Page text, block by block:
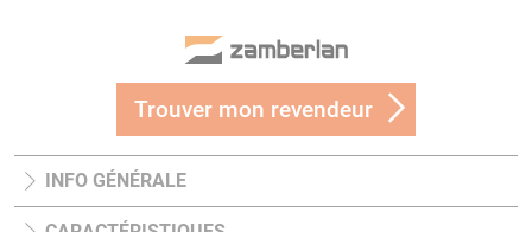
Trouver mon revendeur
INFO GÉNÉRALE